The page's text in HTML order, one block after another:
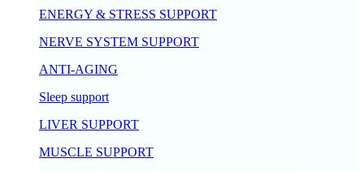
ENERGY & STRESS SUPPORT
NERVE SYSTEM SUPPORT
ANTI-AGING
Sleep support
LIVER SUPPORT
MUSCLE SUPPORT